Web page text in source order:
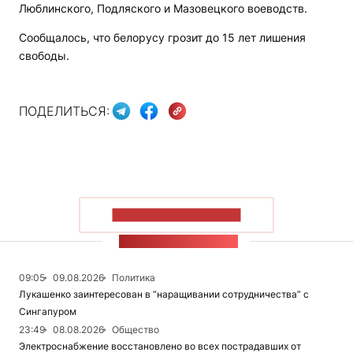
Люблинского, Подляского и Мазовецкого воеводств.
Сообщалось, что белорусу грозит до 15 лет лишения
свободы.
ПОДЕЛИТЬСЯ:
09:05 09.08.2026
Политика
Лукашенко заинтересован в “наращивании сотрудничества” с
Сингапуром
23:49
08.08.2026
Общество
Электроснабжение восстановлено во всех пострадавших от